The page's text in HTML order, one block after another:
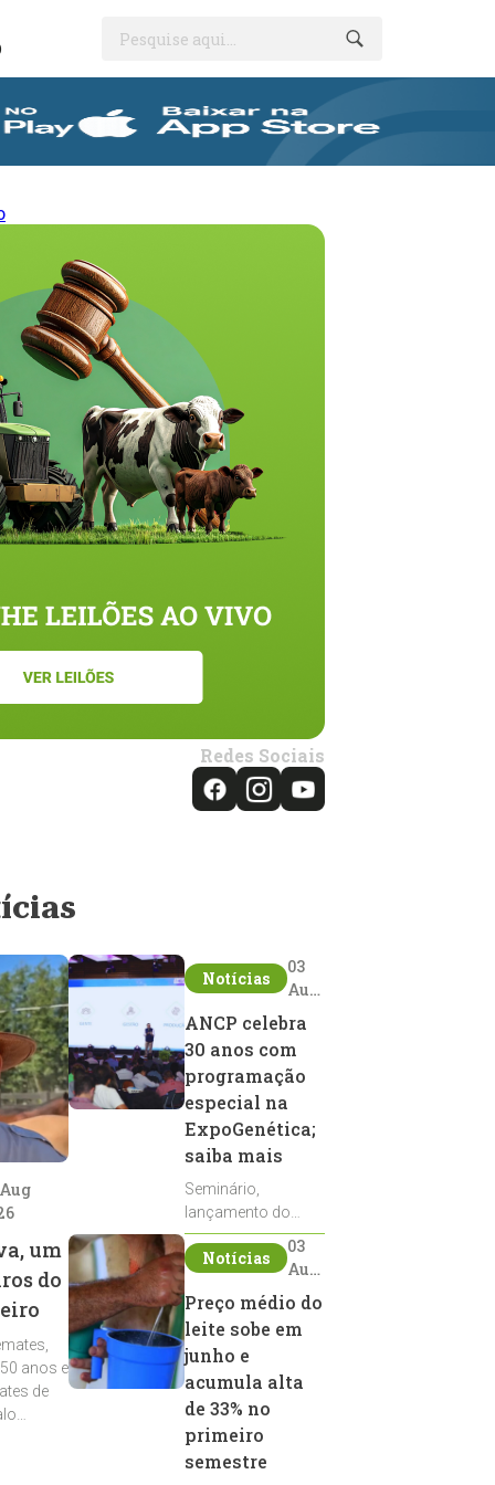
Pesquise aqui...
Redes Sociais
um
do
anos e
de
Notícias
03
Aug
ANCP celebra
30 anos com
programação
especial na
ExpoGenética;
saiba mais
Seminário,
lançamento do
Sumário de Touros,
debates, podcast,
reprodutores e
homenagens
integram a
programação da
entidade durante a
ExpoGenética 2026
Notícias
03
Aug
2026
Preço médio do
leite sobe em
junho e
acumula alta
de 33% no
primeiro
semestre